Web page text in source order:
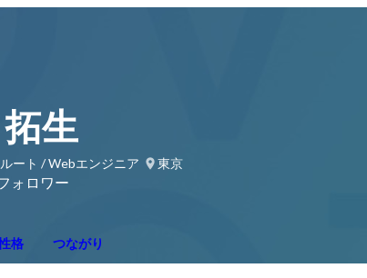
生
ート / Webエンジニア
東京
ォロワー
格 つながり